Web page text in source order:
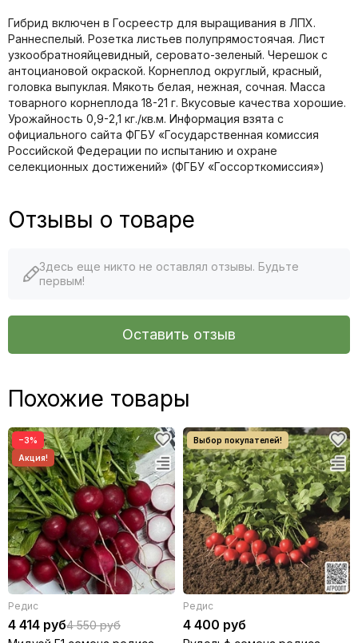
Гибрид включен в Госреестр для выращивания в ЛПХ.
Раннеспелый. Розетка листьев полупрямостоячая. Лист
узкообратнояйцевидный, серовато-зеленый. Черешок с
антоциановой окраской. Корнеплод округлый, красный,
головка выпуклая. Мякоть белая, нежная, сочная. Масса
товарного корнеплода 18-21 г. Вкусовые качества хорошие.
Урожайность 0,9-2,1 кг./кв.м. Информация взята с
официального сайта ФГБУ «Государственная комиссия
Российской Федерации по иcпытанию и охране
селекционных достижений» (ФГБУ «Госсорткомиссия»)
Отзывы о товаре
Здесь еще никто не оставлял отзывы. Будьте
первым!
Оставить отзыв
Похожие товары
−3%
Редис
4 414 руб4 550 руб
Редис
4 400 руб